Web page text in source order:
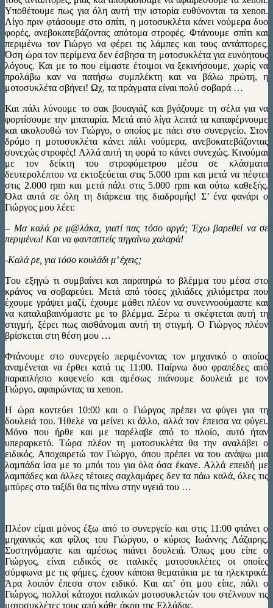
Υποθέτουμε πως για όλη αυτή την ιστορία ευθύνονται τα xenon.
Λίγο πριν φτάσουμε στο σπίτι, η μοτοσυκλέτα κάνει νούμερα δυο
φορές, ανεβοκατεβάζοντας απότομα στροφές. Φτάνουμε σπίτι και
περιμένω τον Γιώργο να φέρει τις λάμπες και τους αντάπτορες.
Όση ώρα τον περίμενα δεν έσβησα τη μοτοσυκλέτα για ευνόητους
λόγους. Και με το που είμαστε έτοιμοι να ξεκινήσουμε, χωρίς να
προλάβω καν να πατήσω συμπλέκτη και να βάλω πρώτη, η
μοτοσυκλέτα σβήνει! Ωχ, τα πράγματα είναι πολύ σοβαρά …
Και πάλι λύνουμε το σακ βουαγιάζ και βγάζουμε τη σέλα για να
φορτίσουμε την μπαταρία. Μετά από λίγα λεπτά τα καταφέρνουμε
και ακολουθώ τον Γιώργο, ο οποίος με πάει στο συνεργείο. Στον
δρόμο η μοτοσυκλέτα κάνει πάλι νούμερα, ανεβοκατεβάζοντας
συνεχώς στροφές! Αλλά αυτή τη φορά το κάνει συνεχώς. Κινούμαι
με τον δείκτη του στροφόμετρου μέσα σε κλάσματα
δευτερολέπτου να εκτοξεύεται στις 5.000 rpm και μετά να πέφτει
στις 2.000 rpm και μετά πάλι στις 5.000 rpm και ούτω καθεξής.
Όλα αυτά σε όλη τη διάρκεια της διαδρομής! Σ’ ένα φανάρι ο
Γιώργος μου λέει:
– Mα καλά ρε μ@λάκα, γιατί πας τόσο αργά; Έχω βαρεθεί να σε
περιμένω! Και να φανταστείς πηγαίνω χαλαρά!
-Καλά ρε, για τόσο κουλάδι μ’ έχεις;
Tου εξηγώ τι συμβαίνει και παρατηρώ το βλέμμα του μέσα στο
κράνος να σοβαρεύει. Μετά από τόσες χιλιάδες χιλιόμετρα που
έχουμε γράψει μαζί, έχουμε μάθει πλέον να συνεννοούμαστε και
να καταλαβαινόμαστε με το βλέμμα. Ξέρω τι σκέφτεται αυτή τη
στιγμή, ξέρει πως αισθάνομαι αυτή τη στιγμή. Ο Γιώργος πλέον
βρίσκεται στη θέση μου …
Φτάνουμε στο συνεργείο περιμένοντας τον μηχανικό ο οποίος
αναμένεται να έρθει κατά τις 11:00. Παίρνω δυο φραπέδες από
παραπλήσιο καφενείο και αμέσως πιάνουμε δουλειά με τον
Γιώργο, αφαιρώντας τα xenon.
Η ώρα κοντεύει 10:00 και ο Γιώργος πρέπει να φύγει για τη
δουλειά του. Ήθελε να μείνει κι άλλο, αλλά τον έπεισα να φύγει.
Μόνο που ήρθε και με παρέλαβε από το πλοίο, αυτό ήταν
υπεραρκετό. Τώρα πλέον τη μοτοσυκλέτα θα την αναλάβει ο
ειδικός. Αποχαιρετώ τον Γιώργο, όπου πρέπει να του ανάψω μια
λαμπάδα ίσα με το μπόι του για όλα όσα έκανε. Αλλά επειδή με
λαμπάδες και άλλες τέτοιες σαχλαμάρες δεν τα πάω καλά, όλες τις
μπύρες στο ταξίδι θα τις πίνω στην υγειά του …
Πλέον είμαι μόνος έξω από το συνεργείο και στις 11:00 φτάνει ο
μηχανικός και φίλος του Γιώργου, ο κύριος Ιωάννης Λάζαρης.
Συστηνόμαστε και αμέσως πιάνει δουλειά. Όπως μου είπε ο
Γιώργος, είναι ειδικός σε ιταλικές μοτοσυκλέτες οι οποίες
σύμφωνα με τις φήμες, έχουν κάποια θεματάκια με τα ηλεκτρικά.
Άρα λοιπόν έπεσα στον ειδικό. Kαι απ’ ότι μου είπε, πάλι ο
Γιώργος, πολλοί κάτοχοι ιταλικών μοτοσυκλετών του στέλνουν τις
μοτοσυκλέτες τους από κάθε άκρη της Ελλάδας.